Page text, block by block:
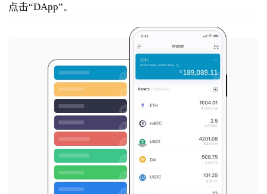
点击“DApp”。